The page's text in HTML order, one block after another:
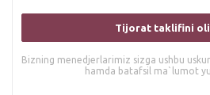
Tijorat taklifini
Bizning menedjerlarimiz sizga ushbu
hamda batafsil ma`lumot